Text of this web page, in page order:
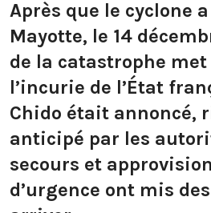
Après que le cyclone
Mayotte, le 14
de la catastrophe
l’incurie de l’État
Chido était annoncé,
anticipé par les
secours et
d’urgence ont mis